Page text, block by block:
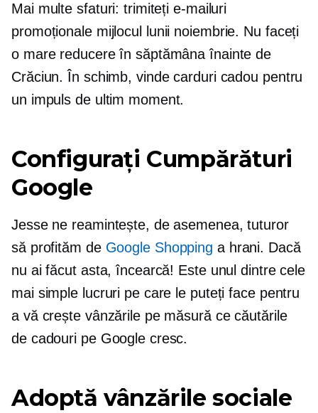
Mai multe sfaturi: trimiteți e-mailuri
promoționale mijlocul lunii noiembrie. Nu faceți
o mare reducere în săptămâna înainte de
Crăciun. În schimb, vinde carduri cadou pentru
un impuls de ultim moment.
Configurați Cumpărături
Google
Jesse ne reamintește, de asemenea, tuturor
să profităm de Google Shopping a hrani. Dacă
nu ai făcut asta, încearcă! Este unul dintre cele
mai simple lucruri pe care le puteți face pentru
a vă crește vânzările pe măsură ce căutările
de cadouri pe Google cresc.
Adoptă vânzările sociale